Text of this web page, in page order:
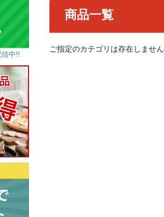
商品一覧
ご指定のカテゴリは存在しません
中!!